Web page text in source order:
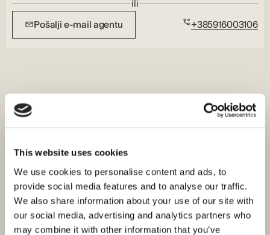
This website uses cookies
We use cookies to personalise content and ads, to
provide social media features and to analyse our traffic.
We also share information about your use of our site with
our social media, advertising and analytics partners who
may combine it with other information that you’ve
ili
Pošalji e-mail agentu
+385916003106